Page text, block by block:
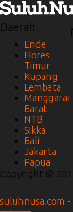
Daerah
Ende
Flores
Timur
Kupang
Lembata
Manggarai
Barat
NTB
Sikka
Bali
Jakarta
Papua
Copyright ©
suluhnusa.com